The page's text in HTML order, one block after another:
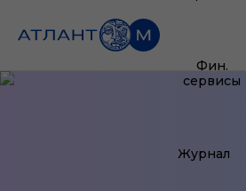
Фин.
сервисы
Журнал